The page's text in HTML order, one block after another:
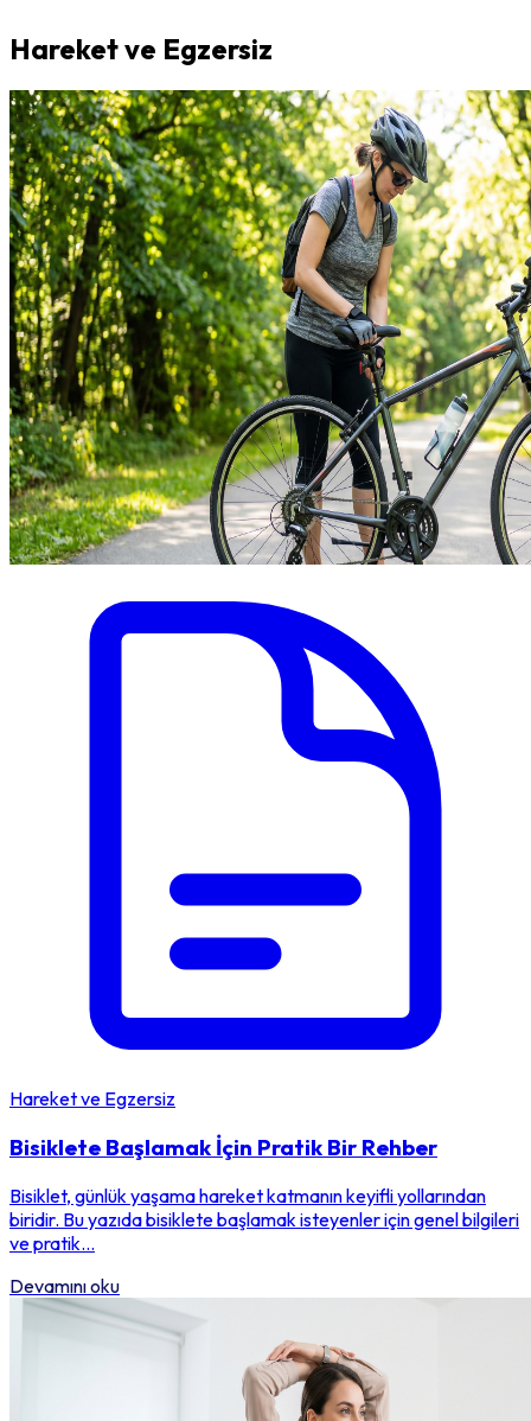
Hareket ve Egzersiz
Hareket ve Egzersiz
Bisiklete Başlamak İçin Pratik Bir Rehber
Bisiklet, günlük yaşama hareket katmanın keyifli yollarından
biridir. Bu yazıda bisiklete başlamak isteyenler için genel bilgileri
ve pratik...
Devamını oku